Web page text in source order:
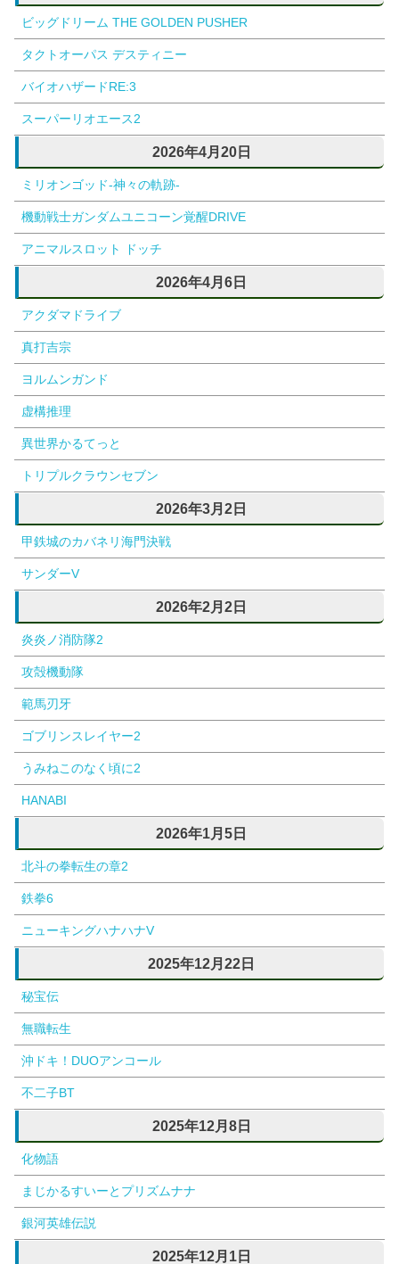
ビッグドリーム THE GOLDEN PUSHER
タクトオーパス デスティニー
バイオハザードRE:3
スーパーリオエース2
2026年4月20日
ミリオンゴッド-神々の軌跡-
機動戦士ガンダムユニコーン覚醒DRIVE
アニマルスロット ドッチ
2026年4月6日
アクダマドライブ
真打吉宗
ヨルムンガンド
虚構推理
異世界かるてっと
トリプルクラウンセブン
2026年3月2日
甲鉄城のカバネリ海門決戦
サンダーV
2026年2月2日
炎炎ノ消防隊2
攻殻機動隊
範馬刃牙
ゴブリンスレイヤー2
うみねこのなく頃に2
HANABI
2026年1月5日
北斗の拳転生の章2
鉄拳6
ニューキングハナハナV
2025年12月22日
秘宝伝
無職転生
沖ドキ！DUOアンコール
不二子BT
2025年12月8日
化物語
まじかるすいーとプリズムナナ
銀河英雄伝説
2025年12月1日